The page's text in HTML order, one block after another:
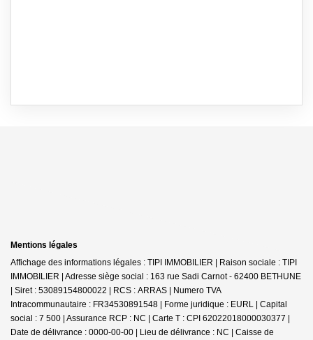
Mentions légales
Affichage des informations légales : TIPI IMMOBILIER | Raison sociale : TIPI
IMMOBILIER | Adresse siège social : 163 rue Sadi Carnot - 62400 BETHUNE
| Siret : 53089154800022 | RCS : ARRAS | Numero TVA
Intracommunautaire : FR34530891548 | Forme juridique : EURL | Capital
social : 7 500 | Assurance RCP : NC | Carte T : CPI 62022018000030377 |
Date de délivrance : 0000-00-00 | Lieu de délivrance : NC | Caisse de